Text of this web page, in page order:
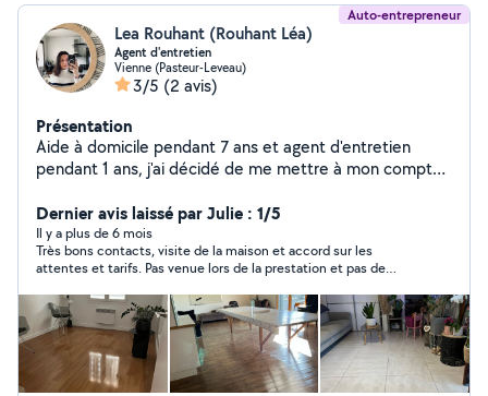
Auto-entrepreneur
Lea Rouhant (Rouhant Léa)
Agent d'entretien
Vienne (Pasteur-Leveau)
3/5 (2 avis)
Présentation
Aide à domicile pendant 7 ans et agent d'entretien
pendant 1 ans, j'ai décidé de me mettre à mon compte.
dépoussiérage. Localisation : Vienne et 15km au
alentours. Je m'occupe des particuliers, entreprises et
Airbnb. Travail soigné, discrète, ponctuelle et souriante.
Dernier avis laissé par Julie : 1/5
Il y a plus de 6 mois
Très bons contacts, visite de la maison et accord sur les
attentes et tarifs. Pas venue lors de la prestation et pas de